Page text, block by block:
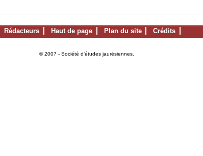
Rédacteurs Haut de page Plan du site Crédits
© 2007 - Société d'études jaurésiennes.